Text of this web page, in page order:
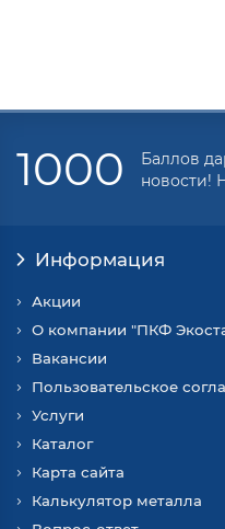
1000
Баллов
новости!
Информация
Акции
О компании "ПКФ
Вакансии
Пользовательское
Услуги
Каталог
Карта сайта
Калькулятор металла